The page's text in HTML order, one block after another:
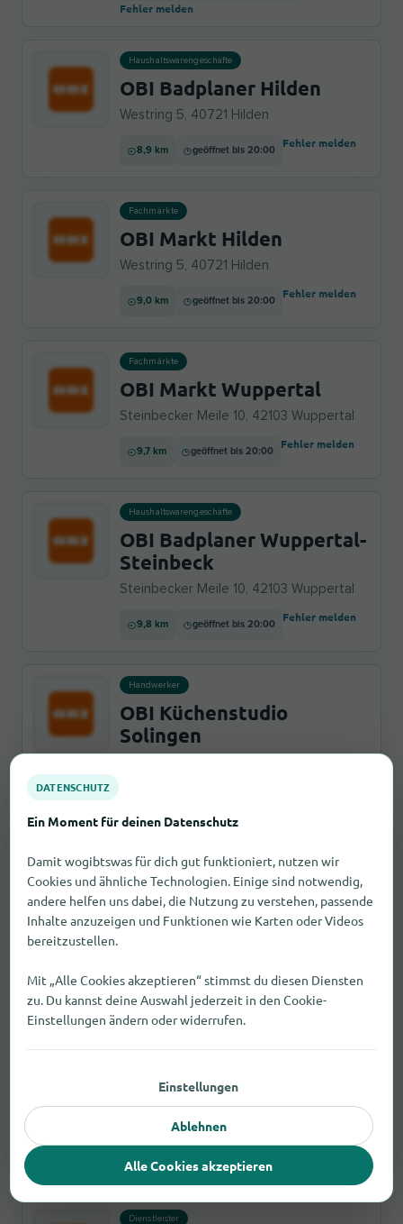
Fehler melden
Haushaltswarengeschäfte
OBI Badplaner Hilden
Westring 5, 40721 Hilden
8,9 km geöffnet bis 20:00
Fehler melden
Fachmärkte
OBI Markt Hilden
Westring 5, 40721 Hilden
9,0 km geöffnet bis 20:00
Fehler melden
Fachmärkte
OBI Markt Wuppertal
Steinbecker Meile 10, 42103 Wuppertal
9,7 km geöffnet bis 20:00
Fehler melden
Haushaltswarengeschäfte
OBI Badplaner Wuppertal-
Steinbeck
Steinbecker Meile 10, 42103 Wuppertal
9,8 km geöffnet bis 20:00
Fehler melden
Handwerker
OBI Küchenstudio
Solingen
Handwerker
Deine Werkstatt im OBI
Solingen
Fehler melden
Werkzeugverleih Solingen
Mangenberger Str. 10, 42655 Solingen
Fehler melden
Dienstleister
DATENSCHUTZ
Ein Moment für deinen Datenschutz
Damit wogibtswas für dich gut funktioniert, nutzen wir
Cookies und ähnliche Technologien. Einige sind notwendig,
andere helfen uns dabei, die Nutzung zu verstehen, passende
Inhalte anzuzeigen und Funktionen wie Karten oder Videos
bereitzustellen.
Mit „Alle Cookies akzeptieren“ stimmst du diesen Diensten
zu. Du kannst deine Auswahl jederzeit in den Cookie-
Einstellungen ändern oder widerrufen.
Einstellungen
Ablehnen
Alle Cookies akzeptieren